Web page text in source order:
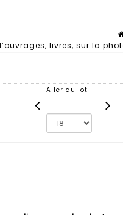
livres, sur la
Aller au lot